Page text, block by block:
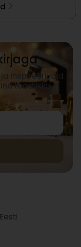
inspireerivaid
teadlikku